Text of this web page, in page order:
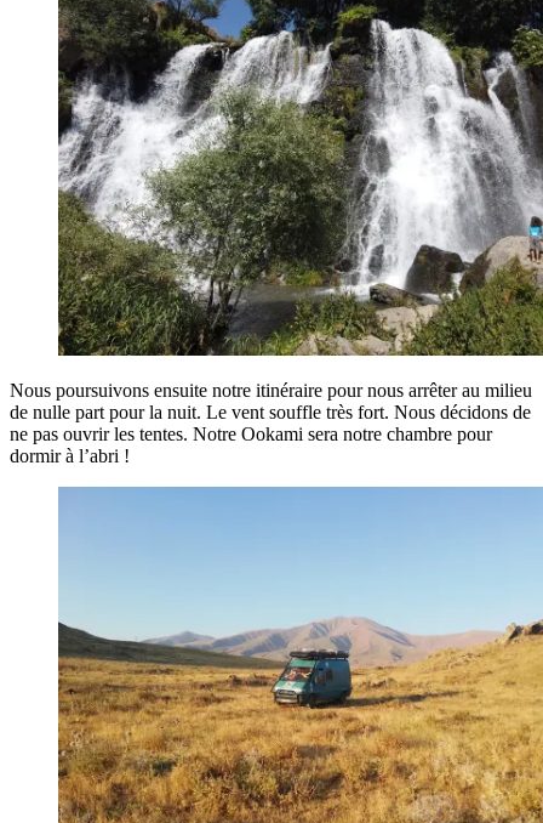
Nous poursuivons ensuite notre itinéraire pour nous arrêter au milieu
de nulle part pour la nuit. Le vent souffle très fort. Nous décidons de
ne pas ouvrir les tentes. Notre Ookami sera notre chambre pour
dormir à l’abri !